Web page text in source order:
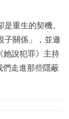
重生的契機。
子關係」，並邀
她說犯罪》主持
們走進那些隱蔽